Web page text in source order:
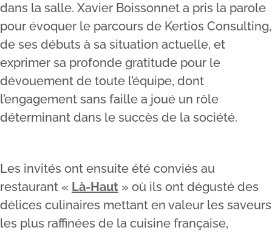
dans la salle. Xavier Boissonnet a pris la parole
pour évoquer le parcours de Kertios Consulting,
de ses débuts à sa situation actuelle, et
exprimer sa profonde gratitude pour le
dévouement de toute l’équipe, dont
l’engagement sans faille a joué un rôle
déterminant dans le succès de la société.
Les invités ont ensuite été conviés au
restaurant « Là-Haut » où ils ont dégusté des
délices culinaires mettant en valeur les saveurs
les plus raffinées de la cuisine française,